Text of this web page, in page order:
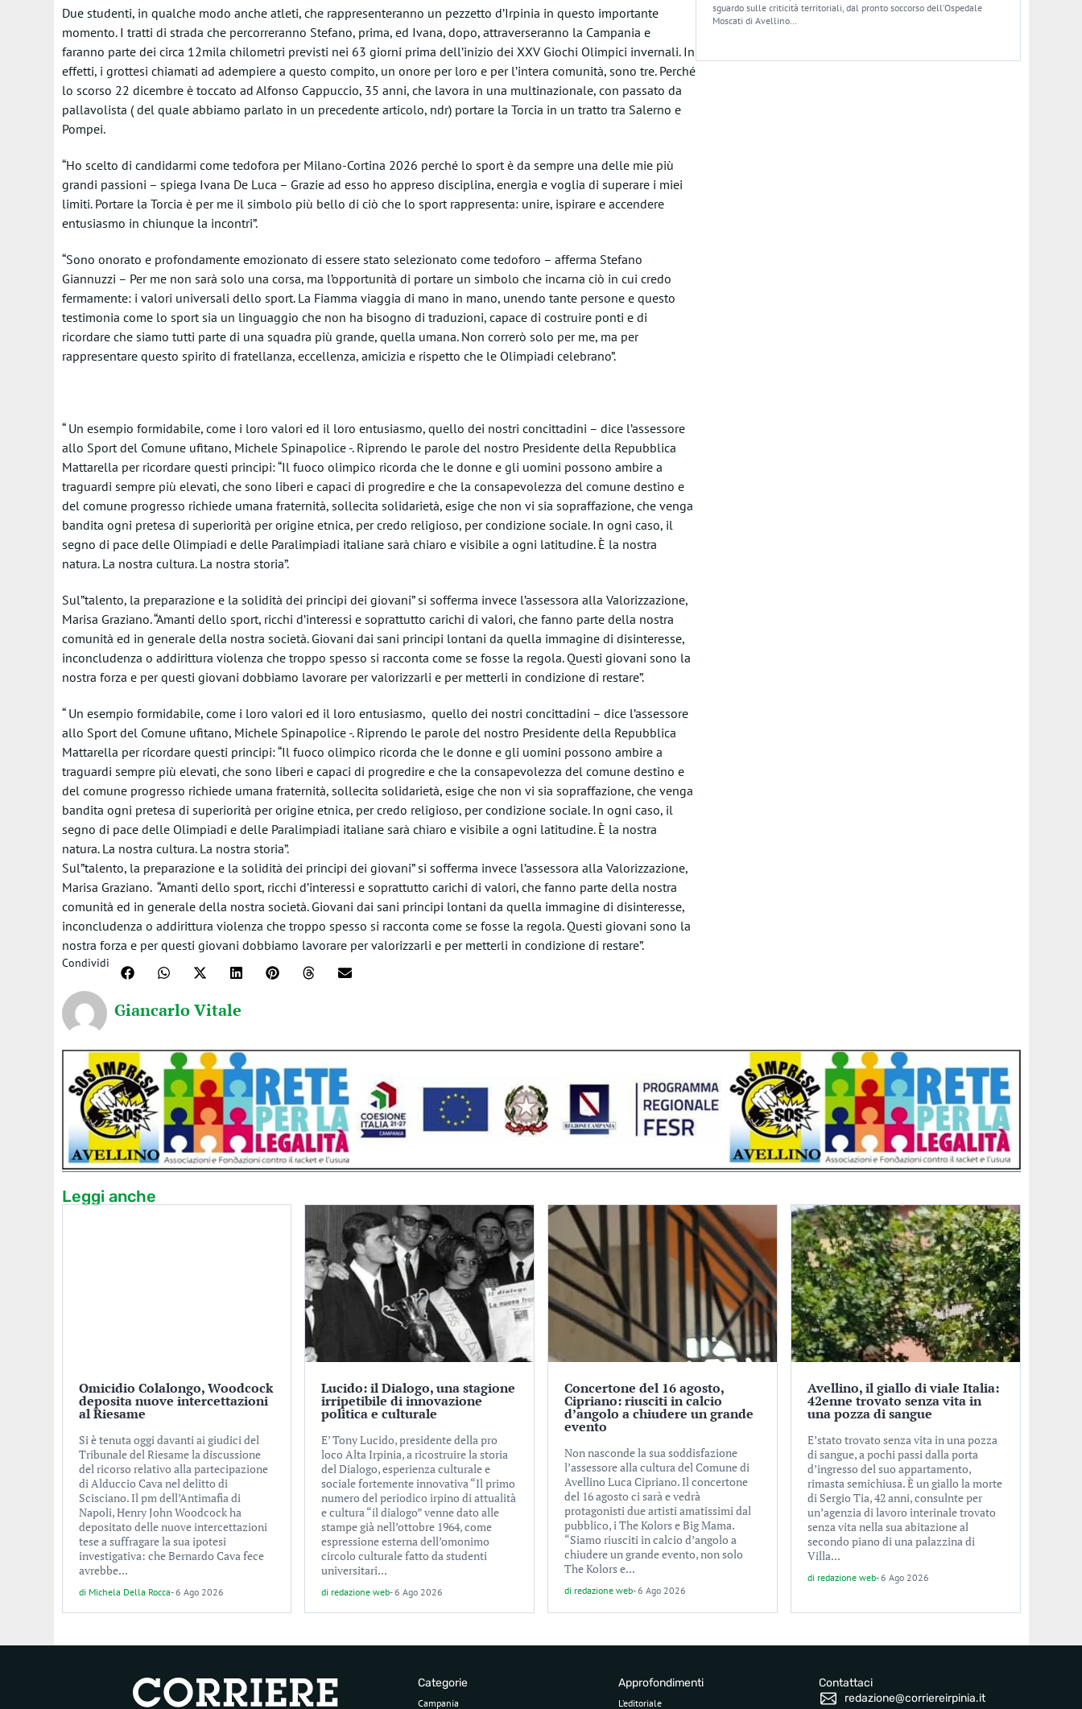
Due studenti, in qualche modo anche atleti, che rappresenteranno un pezzetto d’Irpinia in questo importante
momento. I tratti di strada che percorreranno Stefano, prima, ed Ivana, dopo, attraverseranno la Campania e
faranno parte dei circa 12mila chilometri previsti nei 63 giorni prima dell’inizio dei XXV Giochi Olimpici invernali. In
effetti, i grottesi chiamati ad adempiere a questo compito, un onore per loro e per l’intera comunità, sono tre. Perché
lo scorso 22 dicembre è toccato ad Alfonso Cappuccio, 35 anni, che lavora in una multinazionale, con passato da
pallavolista ( del quale abbiamo parlato in un precedente articolo, ndr) portare la Torcia in un tratto tra Salerno e
Pompei.
“Ho scelto di candidarmi come tedofora per Milano-Cortina 2026 perché lo sport è da sempre una delle mie più
grandi passioni – spiega Ivana De Luca – Grazie ad esso ho appreso disciplina, energia e voglia di superare i miei
limiti. Portare la Torcia è per me il simbolo più bello di ciò che lo sport rappresenta: unire, ispirare e accendere
entusiasmo in chiunque la incontri”.
“Sono onorato e profondamente emozionato di essere stato selezionato come tedoforo – afferma Stefano
Giannuzzi – Per me non sarà solo una corsa, ma l’opportunità di portare un simbolo che incarna ciò in cui credo
fermamente: i valori universali dello sport. La Fiamma viaggia di mano in mano, unendo tante persone e questo
testimonia come lo sport sia un linguaggio che non ha bisogno di traduzioni, capace di costruire ponti e di
ricordare che siamo tutti parte di una squadra più grande, quella umana. Non correrò solo per me, ma per
rappresentare questo spirito di fratellanza, eccellenza, amicizia e rispetto che le Olimpiadi celebrano”.
“ Un esempio formidabile, come i loro valori ed il loro entusiasmo, quello dei nostri concittadini – dice l’assessore
allo Sport del Comune ufitano, Michele Spinapolice -. Riprendo le parole del nostro Presidente della Repubblica
Mattarella per ricordare questi principi: “Il fuoco olimpico ricorda che le donne e gli uomini possono ambire a
traguardi sempre più elevati, che sono liberi e capaci di progredire e che la consapevolezza del comune destino e
del comune progresso richiede umana fraternità, sollecita solidarietà, esige che non vi sia sopraffazione, che venga
bandita ogni pretesa di superiorità per origine etnica, per credo religioso, per condizione sociale. In ogni caso, il
segno di pace delle Olimpiadi e delle Paralimpiadi italiane sarà chiaro e visibile a ogni latitudine. È la nostra
natura. La nostra cultura. La nostra storia”.
Sul”talento, la preparazione e la solidità dei principi dei giovani” si sofferma invece l’assessora alla Valorizzazione,
Marisa Graziano. “Amanti dello sport, ricchi d’interessi e soprattutto carichi di valori, che fanno parte della nostra
comunità ed in generale della nostra società. Giovani dai sani principi lontani da quella immagine di disinteresse,
inconcludenza o addirittura violenza che troppo spesso si racconta come se fosse la regola. Questi giovani sono la
nostra forza e per questi giovani dobbiamo lavorare per valorizzarli e per metterli in condizione di restare”.
“ Un esempio formidabile, come i loro valori ed il loro entusiasmo, quello dei nostri concittadini – dice l’assessore
allo Sport del Comune ufitano, Michele Spinapolice -. Riprendo le parole del nostro Presidente della Repubblica
Mattarella per ricordare questi principi: “Il fuoco olimpico ricorda che le donne e gli uomini possono ambire a
traguardi sempre più elevati, che sono liberi e capaci di progredire e che la consapevolezza del comune destino e
del comune progresso richiede umana fraternità, sollecita solidarietà, esige che non vi sia sopraffazione, che venga
bandita ogni pretesa di superiorità per origine etnica, per credo religioso, per condizione sociale. In ogni caso, il
segno di pace delle Olimpiadi e delle Paralimpiadi italiane sarà chiaro e visibile a ogni latitudine. È la nostra
natura. La nostra cultura. La nostra storia”.
Sul”talento, la preparazione e la solidità dei principi dei giovani” si sofferma invece l’assessora alla Valorizzazione,
Marisa Graziano. “Amanti dello sport, ricchi d’interessi e soprattutto carichi di valori, che fanno parte della nostra
comunità ed in generale della nostra società. Giovani dai sani principi lontani da quella immagine di disinteresse,
inconcludenza o addirittura violenza che troppo spesso si racconta come se fosse la regola. Questi giovani sono la
nostra forza e per questi giovani dobbiamo lavorare per valorizzarli e per metterli in condizione di restare”.
Condividi
Giancarlo Vitale
sguardo sulle criticità territoriali, dal pronto soccorso dell’Ospedale
Moscati di Avellino…
Leggi anche
Omicidio Colalongo, Woodcock
deposita nuove intercettazioni
al Riesame
Si è tenuta oggi davanti ai giudici del
Tribunale del Riesame la discussione
del ricorso relativo alla partecipazione
di Alduccio Cava nel delitto di
Scisciano. Il pm dell’Antimafia di
Napoli, Henry John Woodcock ha
depositato delle nuove intercettazioni
tese a suffragare la sua ipotesi
investigativa: che Bernardo Cava fece
avrebbe...
di Michela Della Rocca-6 Ago 2026
Lucido: il Dialogo, una stagione
irripetibile di innovazione
politica e culturale
E’ Tony Lucido, presidente della pro
loco Alta Irpinia, a ricostruire la storia
del Dialogo, esperienza culturale e
sociale fortemente innovativa “Il primo
numero del periodico irpino di attualità
e cultura “il dialogo” venne dato alle
stampe già nell’ottobre 1964, come
espressione esterna dell’omonimo
circolo culturale fatto da studenti
universitari...
di redazione web-6 Ago 2026
Concertone del 16 agosto,
Cipriano: riusciti in calcio
d’angolo a chiudere un grande
evento
Non nasconde la sua soddisfazione
l’assessore alla cultura del Comune di
Avellino Luca Cipriano. Il concertone
del 16 agosto ci sarà e vedrà
protagonisti due artisti amatissimi dal
pubblico, i The Kolors e Big Mama.
“Siamo riusciti in calcio d’angolo a
chiudere un grande evento, non solo
The Kolors e...
di redazione web-6 Ago 2026
Avellino, il giallo di viale Italia:
42enne trovato senza vita in
una pozza di sangue
E’stato trovato senza vita in una pozza
di sangue, a pochi passi dalla porta
d’ingresso del suo appartamento,
rimasta semichiusa. È un giallo la morte
di Sergio Tia, 42 anni, consulnte per
un’agenzia di lavoro interinale trovato
senza vita nella sua abitazione al
secondo piano di una palazzina di
Villa...
di redazione web-6 Ago 2026
Categorie
Campania
Approfondimenti
L’editoriale
Contattaci
redazione@corriereirpinia.it